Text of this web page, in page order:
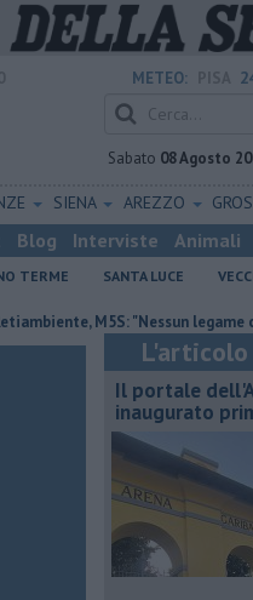
METEO:
Sabato 08 Agosto
SIENA AREZZO
Blog Interviste Animali
TERME SANTA LUCE
M5S: "Nessun legame con
Il portale
inaugurato